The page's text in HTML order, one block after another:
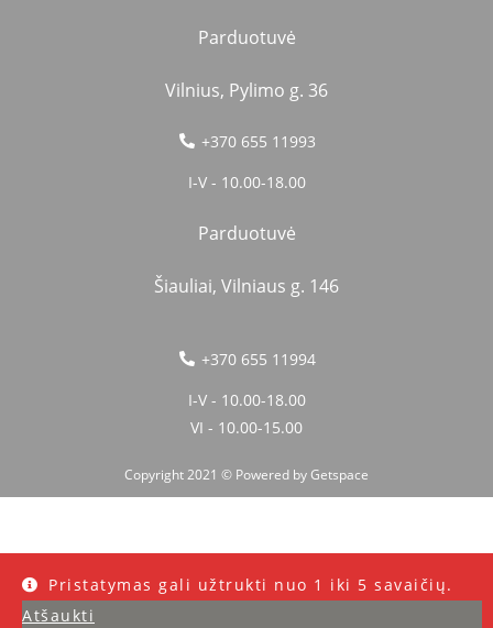
Pristatymas gali užtrukti nuo 1 iki 5 savaičių.
Atšaukti
Parduotuvė
Vilnius, Pylimo g. 36
+370 655 11993
I-V - 10.00-18.00
Parduotuvė
Šiauliai, Vilniaus g. 146
+370 655 11994
I-V - 10.00-18.00
VI - 10.00-15.00
Copyright 2021 © Powered byGetspace